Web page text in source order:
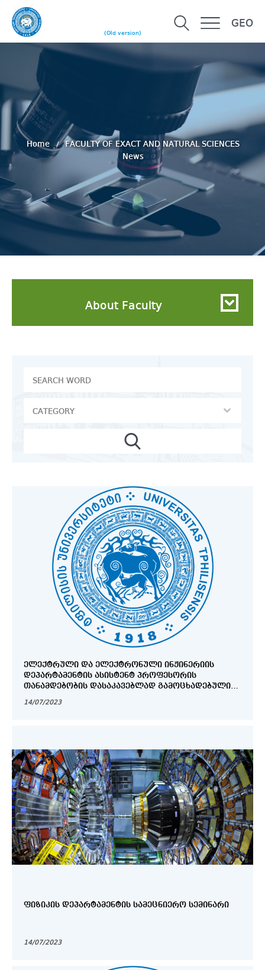
(Old version)
GEO
Home
FACULTY OF EXACT AND NATURAL SCIENCES
News
About Faculty
ᲔᲚᲔᲥᲢᲠᲣᲚᲘ ᲓᲐ ᲔᲚᲔᲥᲢᲠᲝᲜᲣᲚᲘ ᲘᲜᲟᲘᲜᲔᲠᲘᲘᲡ
ᲓᲔᲞᲐᲠᲢᲐᲛᲔᲜᲢᲘᲡ ᲐᲡᲘᲡᲢᲔᲜᲢ ᲞᲠᲝᲤᲔᲡᲝᲠᲘᲡ
ᲗᲐᲜᲐᲛᲓᲔᲑᲝᲑᲘᲡ ᲓᲐᲡᲐᲙᲐᲕᲔᲑᲚᲐᲓ ᲒᲐᲛᲝᲪᲮᲐᲓᲔᲑᲣᲚᲘ
14/07/2023
ᲤᲘᲖᲘᲙᲘᲡ ᲓᲔᲞᲐᲠᲢᲐᲛᲔᲜᲢᲘᲡ ᲡᲐᲛᲔᲪᲜᲘᲔᲠᲝ ᲡᲔᲛᲘᲜᲐᲠᲘ
14/07/2023